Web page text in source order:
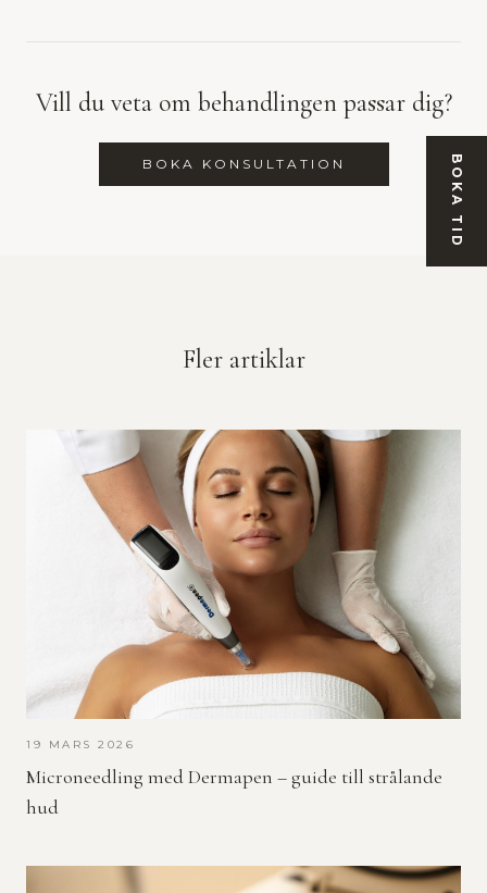
BOKA TID
Vill du veta om behandlingen passar dig?
BOKA KONSULTATION
Fler artiklar
19 MARS 2026
Microneedling med Dermapen – guide till strålande
hud